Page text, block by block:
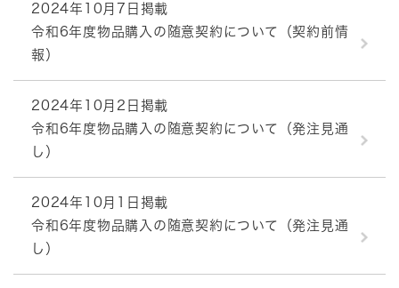
2024年10月7日掲載
令和6年度物品購入の随意契約について（契約前情
報）
2024年10月2日掲載
令和6年度物品購入の随意契約について（発注見通
し）
2024年10月1日掲載
令和6年度物品購入の随意契約について（発注見通
し）